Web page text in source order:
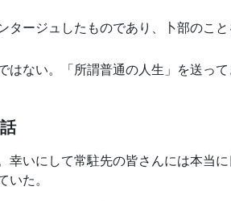
ージュしたものであり、卜部のこ
ない。「所謂普通の人生」を送って
いにして常駐先の皆さんには本当
た。